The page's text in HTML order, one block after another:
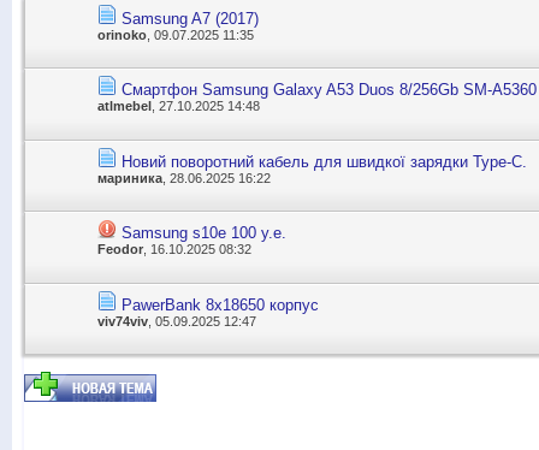
Samsung A7 (2017)
orinoko , 09.07.2025 11:35
Смартфон Samsung Galaxy A53 Duos 8/256Gb SM-
atlmebel , 27.10.2025 14:48
Новий поворотний кабель для швидкої зарядки Type-C.
мариника , 28.06.2025 16:22
Samsung s10e 100 y.e.
Feodor , 16.10.2025 08:32
PawerBank 8х18650 корпус
viv74viv , 05.09.2025 12:47